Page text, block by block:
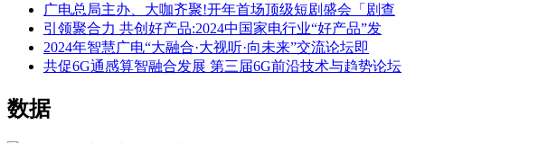
广电总局主办、大咖齐聚!开年首场顶级短剧盛会「剧查
引领聚合力 共创好产品:2024中国家电行业“好产品”发
2024年智慧广电“大融合·大视听·向未来”交流论坛即
共促6G通感算智融合发展 第三届6G前沿技术与趋势论坛
数据